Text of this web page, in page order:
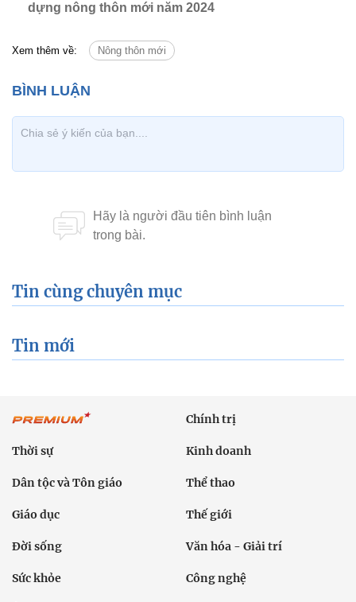
dựng nông thôn mới năm 2024
Xem thêm về: Nông thôn mới
Tin cùng chuyên mục
Tin mới
Chính trị
Thời sự Kinh doanh
Dân tộc và Tôn giáo Thể thao
Giáo dục Thế giới
Đời sống Văn hóa - Giải trí
Sức khỏe Công nghệ